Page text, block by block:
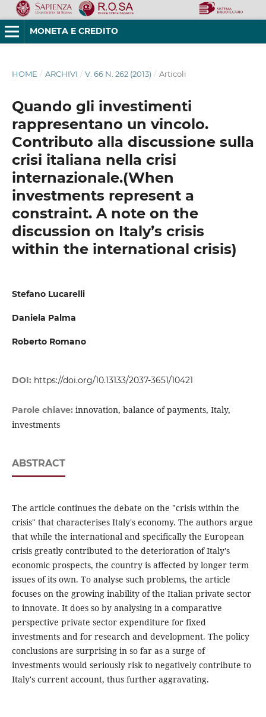
MONETA E CREDITO
HOME / ARCHIVI / V. 66 N. 262 (2013) / Articoli
Quando gli investimenti
rappresentano un vincolo.
Contributo alla discussione sulla
crisi italiana nella crisi
internazionale.(When
investments represent a
constraint. A note on the
discussion on Italy’s crisis
within the international crisis)
Stefano Lucarelli
Daniela Palma
Roberto Romano
DOI: https://doi.org/10.13133/2037-3651/10421
Parole chiave: innovation, balance of payments, Italy,
investments
ABSTRACT
The article continues the debate on the "crisis within the
crisis" that characterises Italy's economy. The authors argue
that while the international and specifically the European
crisis greatly contributed to the deterioration of Italy's
economic prospects, the country is affected by longer term
issues of its own. To analyse such problems, the article
focuses on the growing inability of the Italian private sector
to innovate. It does so by analysing in a comparative
perspective private sector expenditure for fixed
investments and for research and development. The policy
conclusions are surprising in so far as a surge of
investments would seriously risk to negatively contribute to
Italy's current account, thus further aggravating.